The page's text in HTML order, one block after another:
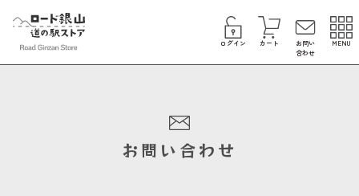
ログイン カート
お問い
合わせ
MENU
お問い合わせ